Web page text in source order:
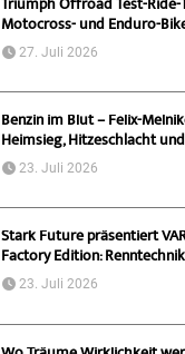
Triumph Offroad Test-Ride-
Motocross- und Enduro-
27. Juli 2026
Benzin im Blut – Felix-
Heimsieg, Hitzeschlacht
23. Juli 2026
Stark Future präsentiert
Factory Edition:
23. Juli 2026